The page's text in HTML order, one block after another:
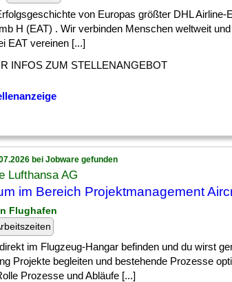
von Europas größter DHL Airline-
H (EAT) . Wir verbinden Menschen weltweit
EAT vereinen [...]
INFOS ZUM STELLENANGEBOT
bei Jobware gefunden
Lufthansa AG
im Bereich Projektmanagement
Flughafen
im Flugzeug-Hangar befinden und du wirst
Projekte begleiten und bestehende Prozesse
Prozesse und Abläufe [...]